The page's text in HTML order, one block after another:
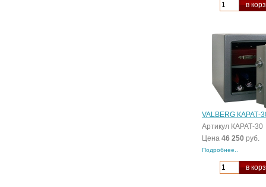
в
VALBERG КАРАТ-
Артикул КАРАТ-30
Цена 46 250 руб.
Подробнее..
в